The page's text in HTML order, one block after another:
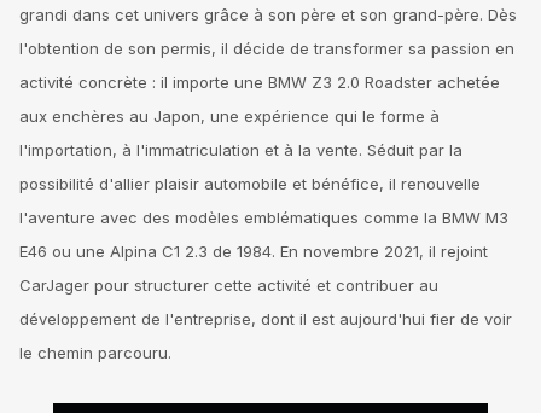
grandi dans cet univers grâce à son père et son grand-père. Dès
l'obtention de son permis, il décide de transformer sa passion en
activité concrète : il importe une BMW Z3 2.0 Roadster achetée
aux enchères au Japon, une expérience qui le forme à
l'importation, à l'immatriculation et à la vente. Séduit par la
possibilité d'allier plaisir automobile et bénéfice, il renouvelle
l'aventure avec des modèles emblématiques comme la BMW M3
E46 ou une Alpina C1 2.3 de 1984. En novembre 2021, il rejoint
CarJager pour structurer cette activité et contribuer au
développement de l'entreprise, dont il est aujourd'hui fier de voir
le chemin parcouru.